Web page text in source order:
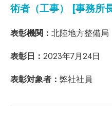
術者（工事） [事務所
表彰機関： 北陸地方整備局
表彰日： 2023年7月24日
表彰対象者： 弊社社員